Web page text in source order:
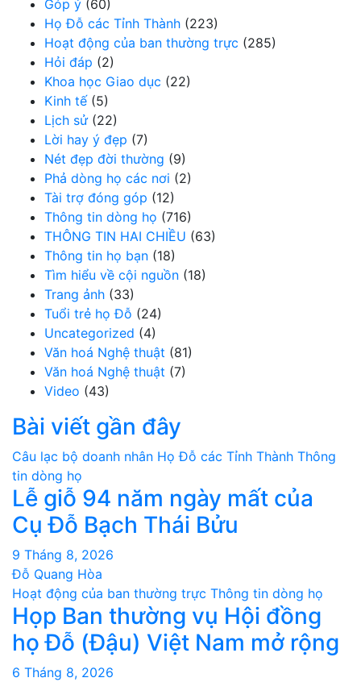
Góp ý (60)
Họ Đỗ các Tỉnh Thành (223)
Hoạt động của ban thường trực (285)
Hỏi đáp (2)
Khoa học Giao dục (22)
Kinh tế(5)
Lịch sử(22)
Lời hay ý đẹp (7)
Nét đẹp đời thường (9)
Phả dòng họ các nơi (2)
Tài trợ đóng góp (12)
Thông tin dòng họ (716)
THÔNG TIN HAI CHIỀU (63)
Thông tin họ bạn (18)
Tìm hiểu về cội nguồn (18)
Trang ảnh (33)
Tuổi trẻ họ Đỗ (24)
Uncategorized (4)
Văn hoá Nghệ thuật (81)
Văn hoá Nghệ thuật (7)
Video (43)
Bài viết gần đây
Câu lạc bộ doanh nhân Họ Đỗ các Tỉnh Thành Thông
tin dòng họ
Lễ giỗ 94 năm ngày mất của
Cụ Đỗ Bạch Thái Bửu
9 Tháng 8, 2026
Đỗ Quang Hòa
Hoạt động của ban thường trực Thông tin dòng họ
Họp Ban thường vụ Hội đồng
họ Đỗ (Đậu) Việt Nam mở rộng
6 Tháng 8, 2026